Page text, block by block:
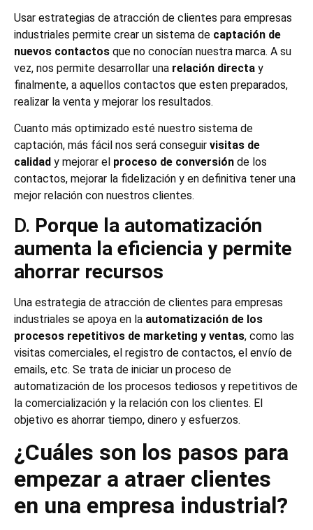
Usar estrategias de atracción de clientes para empresas
industriales permite crear un sistema de captación de
nuevos contactos que no conocían nuestra marca. A su
vez, nos permite desarrollar una relación directa y
finalmente, a aquellos contactos que esten preparados,
realizar la venta y mejorar los resultados.
Cuanto más optimizado esté nuestro sistema de
captación, más fácil nos será conseguir visitas de
calidad y mejorar el proceso de conversión de los
contactos, mejorar la fidelización y en definitiva tener una
mejor relación con nuestros clientes.
D. Porque la automatización
aumenta la eficiencia y permite
ahorrar recursos
Una estrategia de atracción de clientes para empresas
industriales se apoya en la automatización de los
procesos repetitivos de marketing y ventas, como las
visitas comerciales, el registro de contactos, el envío de
emails, etc. Se trata de iniciar un proceso de
automatización de los procesos tediosos y repetitivos de
la comercialización y la relación con los clientes. El
objetivo es ahorrar tiempo, dinero y esfuerzos.
¿Cuáles son los pasos para
empezar a atraer clientes
en una empresa industrial?